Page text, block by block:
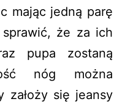
mając jedną parę
że za ich
pupa zostaną
nóg można
założy się jeansy